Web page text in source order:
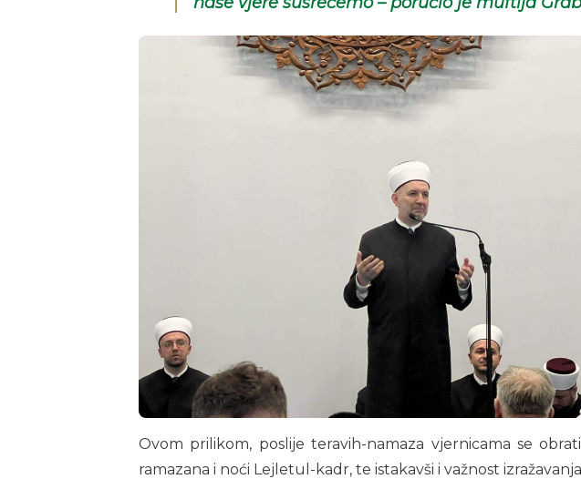
Ovom prilikom, poslije teravih-namaza vjernicama se
ramazana i noći Lejletul-kadr, te istakavši i važnost